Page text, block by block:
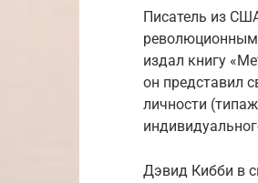
Писатель из
издал книгу
он представил
личности
Дэвид Кибби в